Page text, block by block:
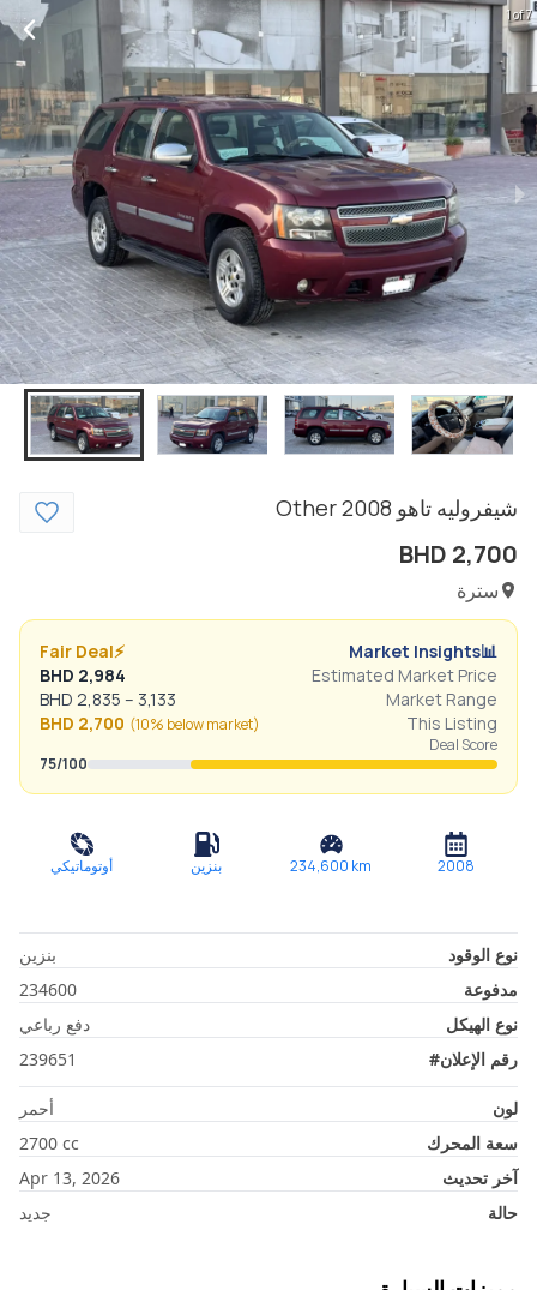
شيفروليه تاهو Other2008
BHD 2,700
سترة
📊
Market Insights
⚡
Fair Deal
Estimated Market Price
BHD 2,984
Market Range
BHD 2,835 – 3,133
This Listing
BHD 2,700 (10% belowmarket)
Deal Score
75/100
1 of 7
2008
234,600 km بنزين أوتوماتيكي
نوع الوقود
بنزين
مدفوعة
234600
نوع الهيكل
دفع رباعي
رقم الإعلان#
239651
لون
أحمر
سعة المحرك
2700 cc
آخر تحديث
Apr 13, 2026
حالة
جديد